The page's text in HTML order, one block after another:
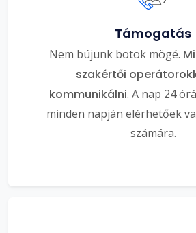
Támogatás
Nem bújunk botok mögé.
szakértői
kommunikálni. A nap 24
minden napján elérhetőek
számára.